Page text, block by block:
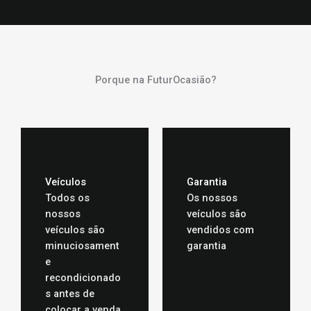
Porque na FuturOcasião?
Veículos
Todos os
nossos
veículos são
minuciosament
e
recondicionado
s antes de
Garantia
Os nossos
veículos são
vendidos com
garantia